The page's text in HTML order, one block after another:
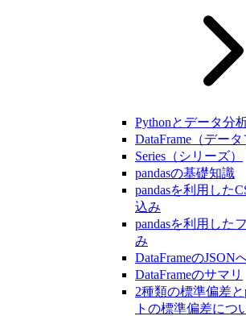
Pythonとデータ分
DataFrame（データ
Series（シリーズ）
pandasの基礎知識
pandasを利用した
込み
pandasを利用した
み
DataFrameのJSON
DataFrameのサマリ
2種類の標準偏差
トの標準偏差につ